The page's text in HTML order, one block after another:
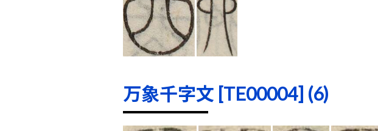
万象千字文 [TE00004] (6)